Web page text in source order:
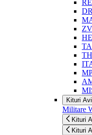
Kituri
Militare
Kituri
Kituri